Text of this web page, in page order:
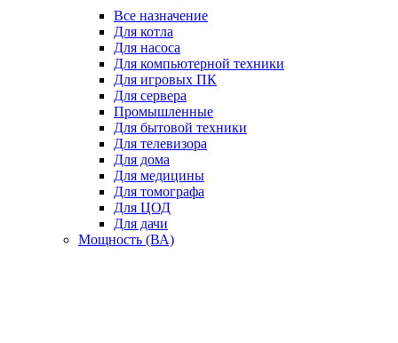
Все назначение
Для котла
Для насоса
Для компьютерной техники
Для игровых ПК
Для сервера
Промышленные
Для бытовой техники
Для телевизора
Для дома
Для медицины
Для томографа
Для ЦОД
Для дачи
Мощность (ВА)